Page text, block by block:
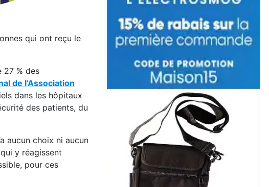
qui ont reçu le
27 % des
de l’Association
dans les hôpitaux
des patients, du
aucun choix ni aucun
y réagissent
pour ces